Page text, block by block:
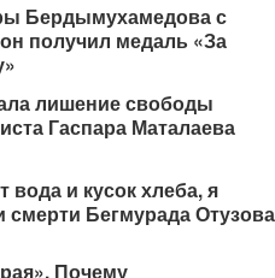
Бердымухамедова с
получил медаль «За
лишение свободы
Гаспара Маталаева
вода и кусок хлеба, я
смерти Бегмурада Отузова
Почему